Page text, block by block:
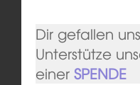
Dir gefallen
Unterstütze
einer SPENDE